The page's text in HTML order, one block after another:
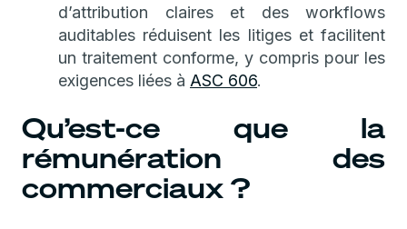
d’attribution claires et des workflows
auditables réduisent les litiges et facilitent
un traitement conforme, y compris pour les
exigences liées à ASC 606.
Qu’est-ce que la
rémunération des
commerciaux ?